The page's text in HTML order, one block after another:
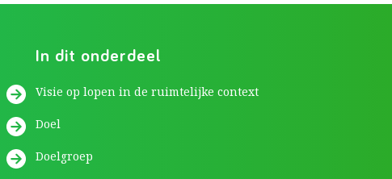
In dit onderdeel
Visie op lopen in de ruimtelijke context
Doel
Doelgroep